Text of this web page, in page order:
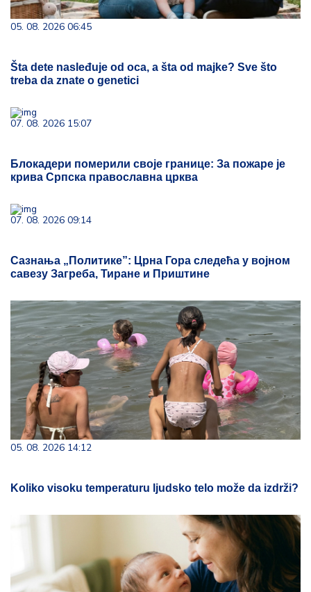
05. 08. 2026 06:45
Šta dete nasleđuje od oca, a šta od majke? Sve što
treba da znate o genetici
07. 08. 2026 15:07
Блокадери померили своје границе: За пожаре је
крива Српска православна црква
07. 08. 2026 09:14
Сазнања „Политике”: Црна Гора следећа у војном
савезу Загреба, Тиране и Приштине
05. 08. 2026 14:12
Koliko visoku temperaturu ljudsko telo može da izdrži?